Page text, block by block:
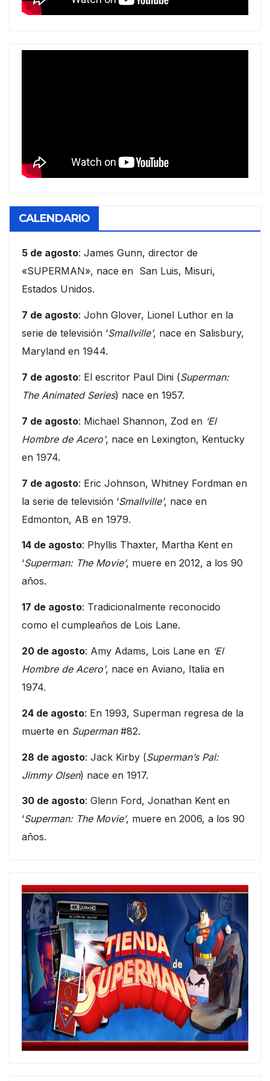
CALENDARIO
5 de agosto: James Gunn, director de
«SUPERMAN», nace en San Luis, Misuri,
Estados Unidos.
7 de agosto: John Glover, Lionel Luthor en la
serie de televisión ‘Smallville’, nace en Salisbury,
Maryland en 1944.
7 de agosto: El escritor Paul Dini (Superman:
The Animated Series) nace en 1957.
7 de agosto: Michael Shannon, Zod en ‘El
Hombre de Acero’, nace en Lexington, Kentucky
en 1974.
7 de agosto: Eric Johnson, Whitney Fordman en
la serie de televisión ‘Smallville’, nace en
Edmonton, AB en 1979.
14 de agosto: Phyllis Thaxter, Martha Kent en
‘Superman: The Movie’, muere en 2012, a los 90
años.
17 de agosto: Tradicionalmente reconocido
como el cumpleaños de Lois Lane.
20 de agosto: Amy Adams, Lois Lane en ‘El
Hombre de Acero’, nace en Aviano, Italia en
1974.
24 de agosto: En 1993, Superman regresa de la
muerte en Superman#82.
28 de agosto: Jack Kirby (Superman’s Pal:
Jimmy Olsen) nace en 1917.
30 de agosto: Glenn Ford, Jonathan Kent en
‘Superman: The Movie’, muere en 2006, a los 90
años.